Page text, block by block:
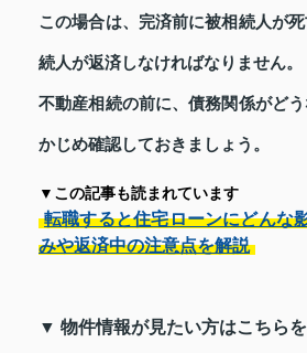
この場合は、完済前に被相続人が
続人が返済しなければなりません。
不動産相続の前に、債務関係がど
かじめ確認しておきましょう。
▼この記事も読まれています
転職すると住宅ローンにどんな
みや返済中の注意点を解説
▼ 物件情報が見たい方はこちら